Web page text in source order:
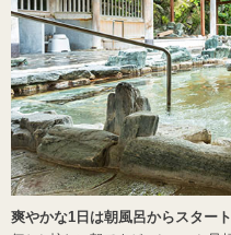
爽やかな1日は朝風呂からスタート